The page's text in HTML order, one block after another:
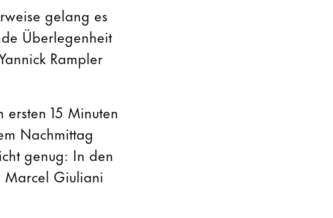
gelang es
Überlegenheit
Rampler
15 Minuten
Nachmittag
genug: In den
Marcel Giuliani